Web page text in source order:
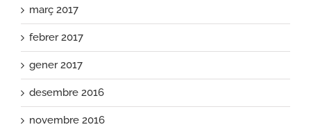
març 2017
febrer 2017
gener 2017
desembre 2016
novembre 2016